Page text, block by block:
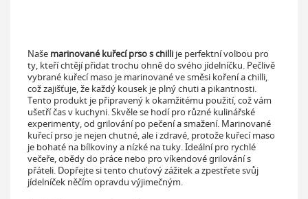
Naše marinované kuřecí prso s chilli je perfektní volbou pro
ty, kteří chtějí přidat trochu ohně do svého jídelníčku. Pečlivě
vybrané kuřecí maso je marinované ve směsi koření a chilli,
což zajišťuje, že každý kousek je plný chuti a pikantnosti.
Tento produkt je připravený k okamžitému použití, což vám
ušetří čas v kuchyni. Skvěle se hodí pro různé kulinářské
experimenty, od grilování po pečení a smažení. Marinované
kuřecí prso je nejen chutné, ale i zdravé, protože kuřecí maso
je bohaté na bílkoviny a nízké na tuky. Ideální pro rychlé
večeře, obědy do práce nebo pro víkendové grilování s
přáteli. Dopřejte si tento chuťový zážitek a zpestřete svůj
jídelníček něčím opravdu výjimečným.